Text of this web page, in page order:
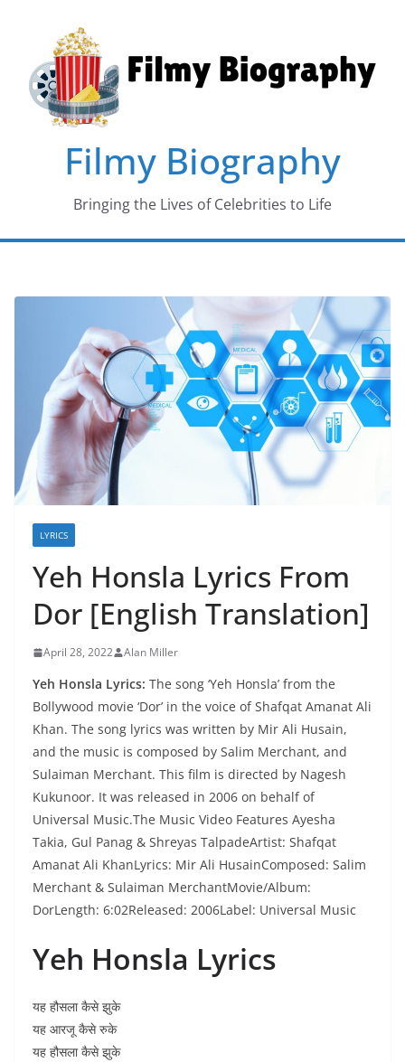
content
Filmy Biography
Bringing the Lives of Celebrities to Life
LYRICS
Yeh Honsla Lyrics From
Dor [English Translation]
April 28, 2022 Alan Miller
Yeh Honsla Lyrics: The song ‘Yeh Honsla’ from the
Bollywood movie ‘Dor’ in the voice of Shafqat Amanat Ali
Khan. The song lyrics was written by Mir Ali Husain,
and the music is composed by Salim Merchant, and
Sulaiman Merchant. This film is directed by Nagesh
Kukunoor. It was released in 2006 on behalf of
Universal Music.The Music Video Features Ayesha
Takia, Gul Panag & Shreyas TalpadeArtist: Shafqat
Amanat Ali KhanLyrics: Mir Ali HusainComposed: Salim
Merchant & Sulaiman MerchantMovie/Album:
DorLength: 6:02Released: 2006Label: Universal Music
Yeh Honsla Lyrics
यह हौसला कैसे झुके
यह आरजू कैसे रुके
यह हौसला कैसे झुके